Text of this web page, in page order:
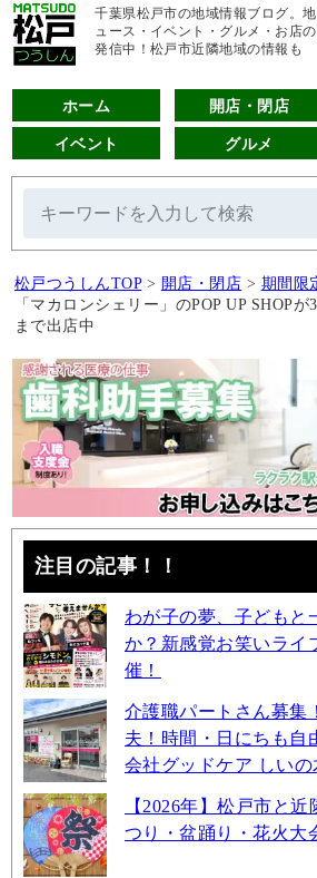
千葉県松戸市の地域情報ブログ。
ュース・イベント・グルメ・お店
発信中！松戸市近隣地域の情報も
ホーム 開店・閉店
イベント グルメ
松戸つうしんTOP > 開店・閉店 > 期間限
「マカロンシェリー」のPOP UP SHOPが
まで出店中
注目の記事！！
わが子の夢、子どもと
か？新感覚お笑いライ
催！
介護職パートさん募集
夫！時間・日にちも自
会社グッドケア しいの
【2026年】松戸市と
つり・盆踊り・花火大